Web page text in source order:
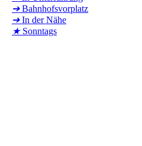
➔Bahnhofsvorplatz
➔In der Nähe
★ Sonntags